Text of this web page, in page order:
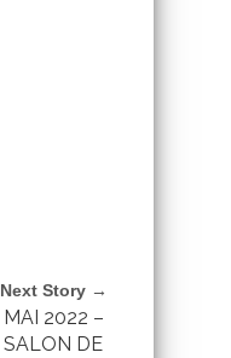
Next Story →
MAI 2022 –
SALON DE